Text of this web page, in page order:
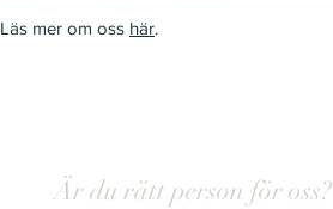
Läs mer om oss här.
Är du rätt person för oss?